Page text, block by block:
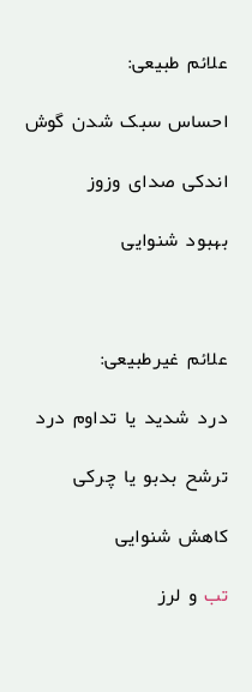
علائم طبیعی:
احساس سبک شدن گوش
اندکی صدای وزوز
بهبود شنوایی
علائم غیرطبیعی:
درد شدید یا تداوم درد
ترشح بدبو یا چرکی
کاهش شنوایی
تبو لرز